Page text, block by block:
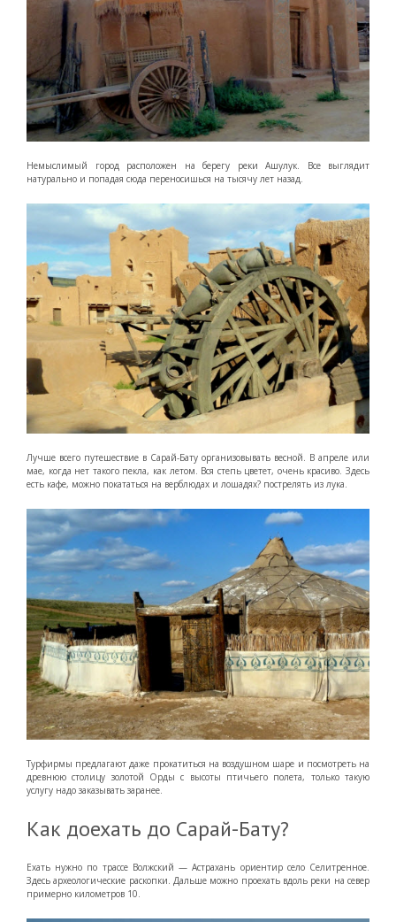
Немыслимый город расположен на берегу реки Ашулук. Все выглядит
натурально и попадая сюда переносишься на тысячу лет назад.
Лучше всего путешествие в Сарай-Бату организовывать весной. В апреле или
мае, когда нет такого пекла, как летом. Вся степь цветет, очень красиво. Здесь
есть кафе, можно покататься на верблюдах и лошадях? пострелять из лука.
Турфирмы предлагают даже прокатиться на воздушном шаре и посмотреть на
древнюю столицу золотой Орды с высоты птичьего полета, только такую
услугу надо заказывать заранее.
Как доехать до Сарай-Бату?
Ехать нужно по трассе Волжский — Астрахань ориентир село Селитренное.
Здесь археологические раскопки. Дальше можно проехать вдоль реки на север
примерно километров 10.